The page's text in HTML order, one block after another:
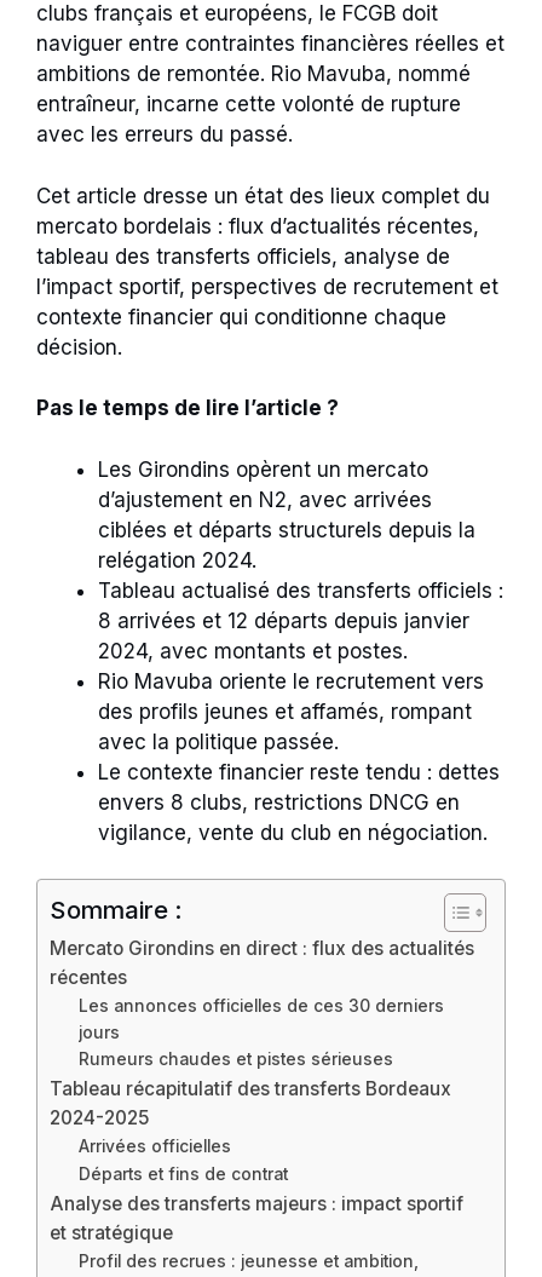
clubs français et européens, le FCGB doit
naviguer entre contraintes financières réelles et
ambitions de remontée. Rio Mavuba, nommé
entraîneur, incarne cette volonté de rupture
avec les erreurs du passé.
Cet article dresse un état des lieux complet du
mercato bordelais : flux d’actualités récentes,
tableau des transferts officiels, analyse de
l’impact sportif, perspectives de recrutement et
contexte financier qui conditionne chaque
décision.
Pas le temps de lire l’article ?
Les Girondins opèrent un mercato
d’ajustement en N2, avec arrivées
ciblées et départs structurels depuis la
relégation 2024.
Tableau actualisé des transferts officiels :
8 arrivées et 12 départs depuis janvier
2024, avec montants et postes.
Rio Mavuba oriente le recrutement vers
des profils jeunes et affamés, rompant
avec la politique passée.
Le contexte financier reste tendu : dettes
envers 8 clubs, restrictions DNCG en
vigilance, vente du club en négociation.
Sommaire :
Mercato Girondins en direct : flux des actualités
récentes
Les annonces officielles de ces 30 derniers
jours
Rumeurs chaudes et pistes sérieuses
Tableau récapitulatif des transferts Bordeaux
2024-2025
Arrivées officielles
Départs et fins de contrat
Analyse des transferts majeurs : impact sportif
et stratégique
Profil des recrues : jeunesse et ambition,